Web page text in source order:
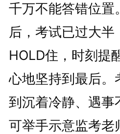
千万不能答错位置
后，考试已过大半
HOLD住，时刻提
心地坚持到最后。
到沉着冷静、遇事
可举手示意监考老